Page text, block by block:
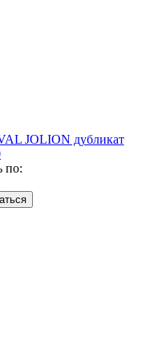
JOLION дубликат
по: